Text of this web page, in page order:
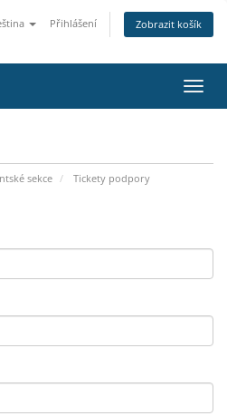
Přihlášení Zobrazit košík
sekce
Tickety podpory